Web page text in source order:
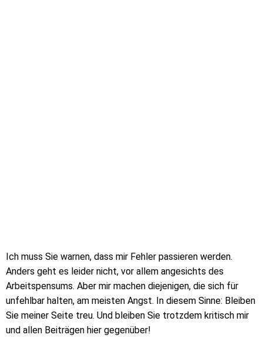
Ich muss Sie warnen, dass mir Fehler passieren werden.
Anders geht es leider nicht, vor allem angesichts des
Arbeitspensums. Aber mir machen diejenigen, die sich für
unfehlbar halten, am meisten Angst. In diesem Sinne: Bleiben
Sie meiner Seite treu. Und bleiben Sie trotzdem kritisch mir
und allen Beiträgen hier gegenüber!